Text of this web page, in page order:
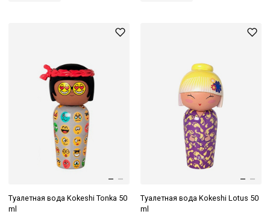
Туалетная вода Kokeshi Tonka 50
ml
Туалетная вода Kokeshi Lotus 50
ml